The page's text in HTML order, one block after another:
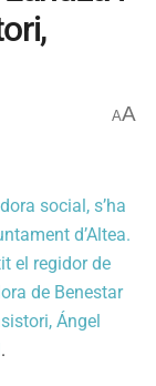
AA
social, s’ha
d’Altea.
el regidor de
de Benestar
Ángel
.